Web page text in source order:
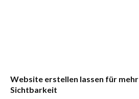
Website erstellen lassen für
Sichtbarkeit